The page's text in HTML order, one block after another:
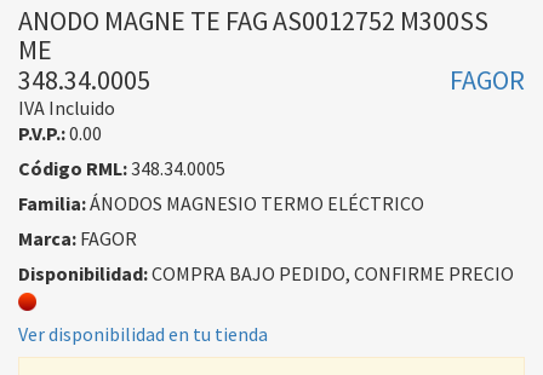
ANODO MAGNE TE FAG AS0012752 M300SS
ME
348.34.0005
FAGOR
IVA Incluido
P.V.P.:0.00
Código RML:348.34.0005
Familia:ÁNODOS MAGNESIO TERMO ELÉCTRICO
Marca: FAGOR
Disponibilidad:COMPRA BAJO PEDIDO, CONFIRME PRECIO
Ver disponibilidad en tu tienda